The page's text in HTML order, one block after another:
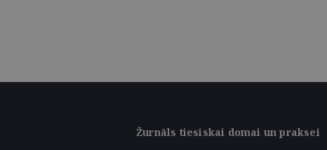
Žurnāls tiesiskai domai un praksei